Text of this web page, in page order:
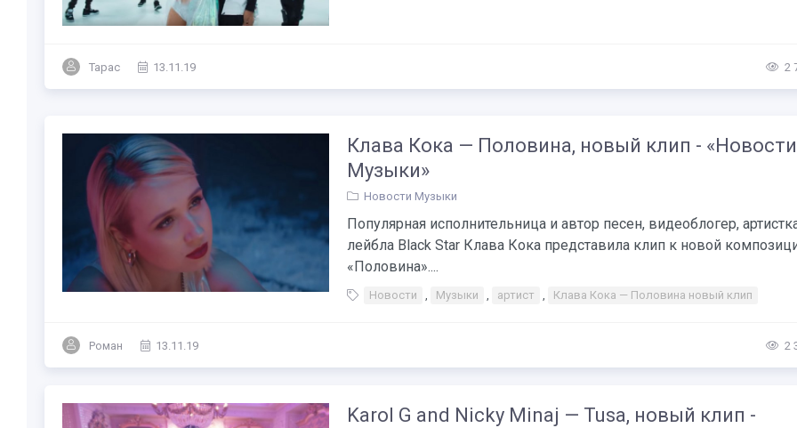
Тарас 13.11.19 2
Клава Кока — Половина, новый клип - «Новости
Музыки»
Новости Музыки
Популярная исполнительница и автор песен, видеоблогер,
лейбла Black Star Клава Кока представила клип к новой
«Половина»....
Новости , Музыки , артист , Клава Кока — Половина новый клип
Роман 13.11.19 2
Karol G and Nicky Minaj — Tusa, новый клип -